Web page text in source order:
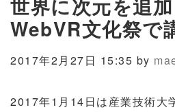
移
世界に次元を追
WebVR文化祭で
2017年2月27日 15:35 by
2017年1月14日は産業技術大